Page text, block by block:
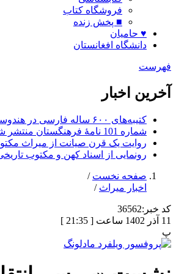
فروشگاه کتاب
■ پخش زنده
♥ حامیان
دانشگاه افغانستان
فهرست
آخرین اخبار
کتیبه‌های ۶۰۰ ساله فارسی در هندوستان
شماره 101 نامۀ فرهنگستان منتشر شد
روایت یک قرن صیانت از میراث
رونمایی از اسناد کهن و مکتوب
صفحه نخست /
اخبار میراث /
کد خبر:36562
11 آذر 1402 ساعت [ 21:35 ]
پ